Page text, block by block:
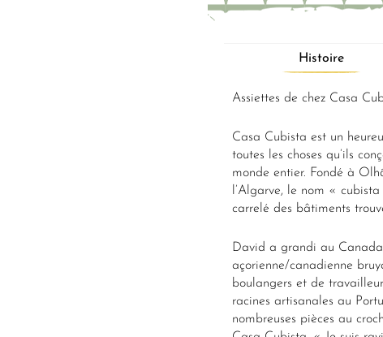
Histoire
Assiettes de chez Casa
Casa Cubista est un
toutes les choses qu’ils
monde entier. Fondé à
l’Algarve, le nom «
carrelé des bâtiments
David a grandi au
açorienne/canadienne
boulangers et de
racines artisanales au
nombreuses pièces au